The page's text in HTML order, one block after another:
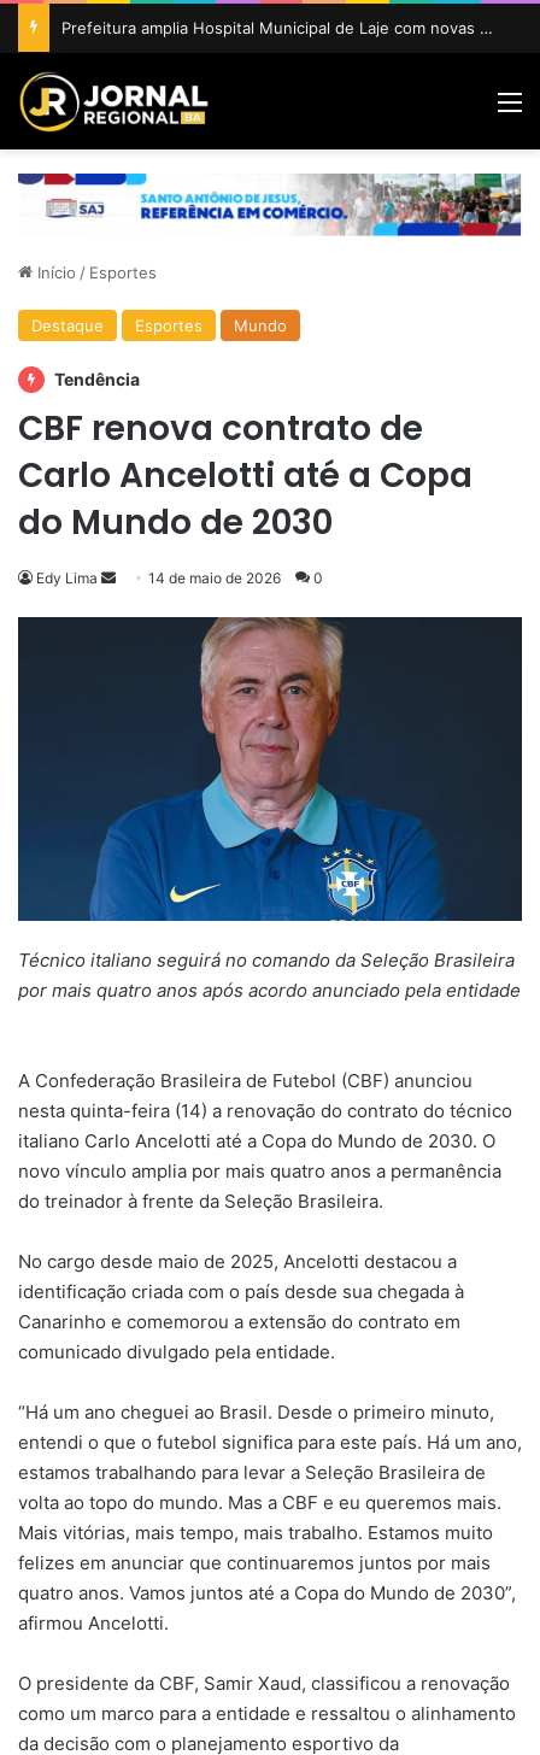
Prefeitura amplia Hospital Municipal de Laje com novas enfermarias e cozinha reformada
Início / Esportes
Destaque Esportes Mundo
Tendência
CBF renova contrato de
Carlo Ancelotti até a Copa
do Mundo de 2030
Edy Lima
Mande14 de maio de 2026 0
Técnico italiano seguirá no comando da Seleção Brasileira
por mais quatro anos após acordo anunciado pela entidade
A Confederação Brasileira de Futebol (CBF) anunciou
nesta quinta-feira (14) a renovação do contrato do técnico
italiano Carlo Ancelotti até a Copa do Mundo de 2030. O
novo vínculo amplia por mais quatro anos a permanência
do treinador à frente da Seleção Brasileira.
No cargo desde maio de 2025, Ancelotti destacou a
identificação criada com o país desde sua chegada à
Canarinho e comemorou a extensão do contrato em
comunicado divulgado pela entidade.
“Há um ano cheguei ao Brasil. Desde o primeiro minuto,
entendi o que o futebol significa para este país. Há um ano,
estamos trabalhando para levar a Seleção Brasileira de
volta ao topo do mundo. Mas a CBF e eu queremos mais.
Mais vitórias, mais tempo, mais trabalho. Estamos muito
felizes em anunciar que continuaremos juntos por mais
quatro anos. Vamos juntos até a Copa do Mundo de 2030”,
afirmou Ancelotti.
O presidente da CBF, Samir Xaud, classificou a renovação
como um marco para a entidade e ressaltou o alinhamento
da decisão com o planejamento esportivo da